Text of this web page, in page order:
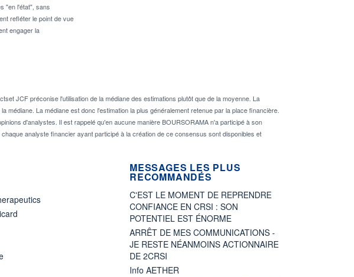
"en l'état", sans
refléter le point de vue
engager la
JCF préconise l'utilisation de la médiane des estimations plutôt que de la moyenne. La
La médiane est donc l'estimation la plus généralement retenue par la place financière.
d'analystes. Il est rappelé qu'en aucune manière BOURSORAMA n'a participé à son
analyste financier ayant participé à la création de ce consensus sont disponibles et
MESSAGES LES PLUS
RECOMMANDÉS
C'EST LE MOMENT DE REPRENDRE
CONFIANCE EN CRSI : SON
POTENTIEL EST ÉNORME
ARRÊT DE MES COMMUNICATIONS -
JE RESTE NÉANMOINS ACTIONNAIRE
DE 2CRSI
Info AETHER